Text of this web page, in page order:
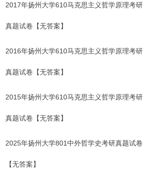
2017年扬州大学610马克思主义哲学原理考研
真题试卷【无答案】
2016年扬州大学610马克思主义哲学原理考研
真题试卷【无答案】
2015年扬州大学610马克思主义哲学原理考研
真题试卷【无答案】
2025年扬州大学801中外哲学史考研真题试卷
【无答案】